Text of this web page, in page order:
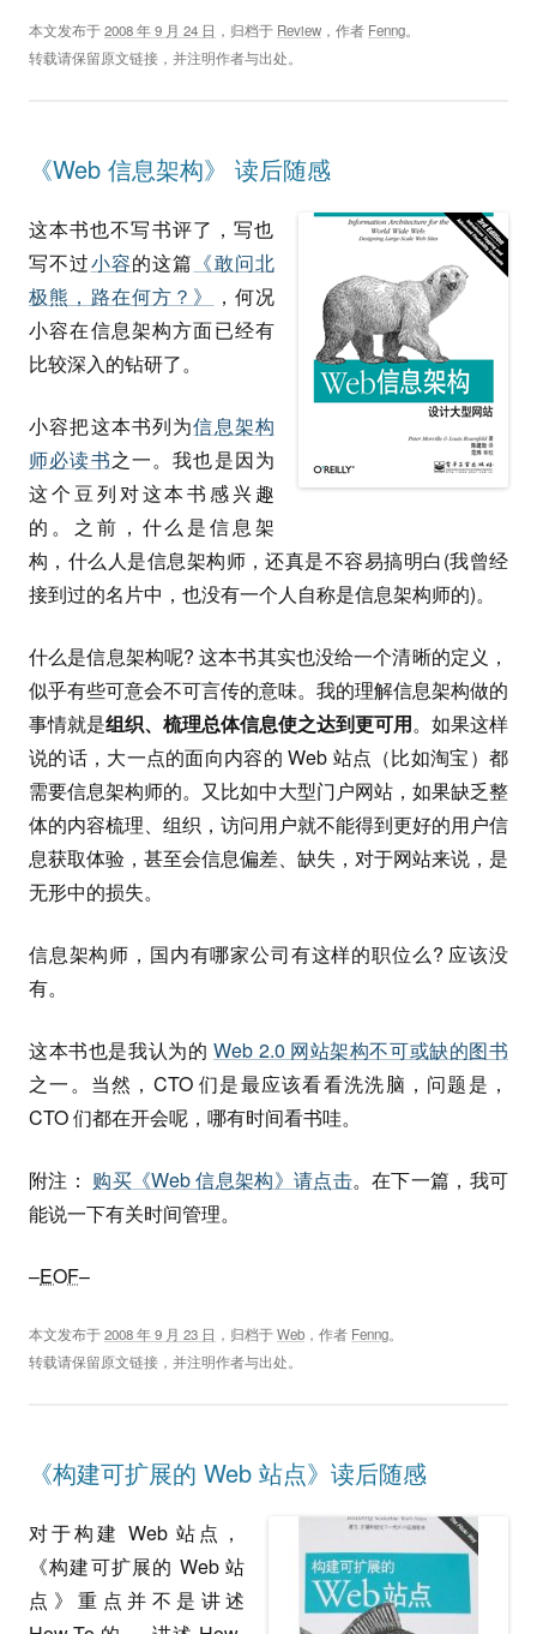
本文发布于2008 年 9 月 24 日 ，归档于 Review ，作者 Fenng。
转载请保留原文链接，并注明作者与出处。
《Web 信息架构》 读后随感
这本书也不写书评了，写也
写不过小容的这篇 《敢问北
极熊，路在何方？》
，何况
小容在信息架构方面已经有
比较深入的钻研了。
小容把这本书列为信息架构
师必读书之一。我也是因为
这个豆列对这本书感兴趣
的。之前，什么是信息架
构，什么人是信息架构师，还真是不容易搞明白(我曾经
接到过的名片中，也没有一个人自称是信息架构师的)。
什么是信息架构呢? 这本书其实也没给一个清晰的定义，
似乎有些可意会不可言传的意味。我的理解信息架构做的
事情就是组织、梳理总体信息使之达到更可用。如果这样
说的话，大一点的面向内容的 Web 站点（比如淘宝）都
需要信息架构师的。又比如中大型门户网站，如果缺乏整
体的内容梳理、组织，访问用户就不能得到更好的用户信
息获取体验，甚至会信息偏差、缺失，对于网站来说，是
无形中的损失。
信息架构师，国内有哪家公司有这样的职位么? 应该没
有。
这本书也是我认为的 Web 2.0 网站架构不可或缺的图书
之一。当然，CTO 们是最应该看看洗洗脑，问题是，
CTO 们都在开会呢，哪有时间看书哇。
附注： 购买《Web 信息架构》请点击。在下一篇，我可
能说一下有关时间管理。
–EOF–
本文发布于2008 年 9 月 23 日 ，归档于Web ，作者 Fenng。
转载请保留原文链接，并注明作者与出处。
《构建可扩展的 Web 站点》读后随感
对于构建 Web 站点，
《构建可扩展的 Web 站
点》重点并不是讲述